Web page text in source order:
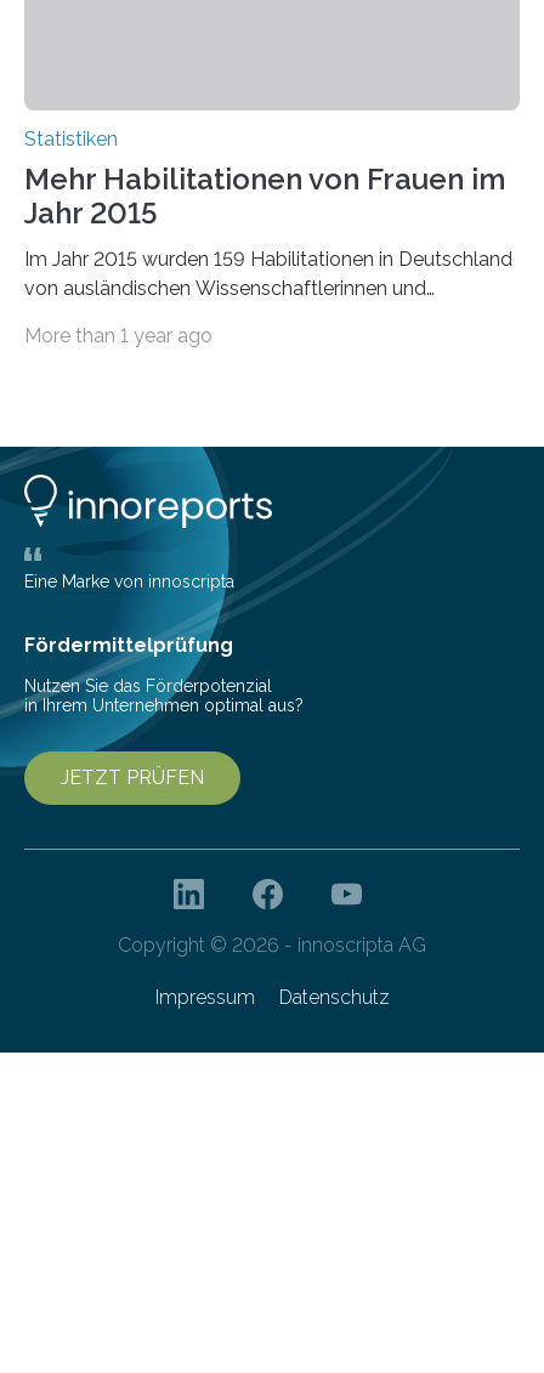
Statistiken
Mehr Habilitationen von Frauen im
Jahr 2015
Im Jahr 2015 wurden 159 Habilitationen in Deutschland
von ausländischen Wissenschaftlerinnen und
More than 1 year ago
Eine Marke von innoscripta
Fördermittelprüfung
Nutzen Sie das Förderpotenzial
in Ihrem Unternehmen optimal aus?
JETZT PRÜFEN
Copyright © 2026 - innoscripta AG
Impressum Datenschutz